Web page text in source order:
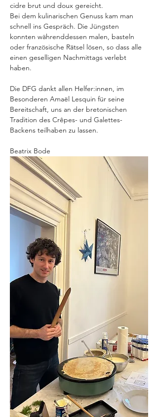
cidre brut und doux gereicht.
Bei dem kulinarischen Genuss kam man
schnell ins Gespräch. Die Jüngsten
konnten währenddessen malen, basteln
oder französische Rätsel lösen, so dass alle
einen geselligen Nachmittags verlebt
haben.
Die DFG dankt allen Helfer:innen, im
Besonderen Amaël Lesquin für seine
Bereitschaft, uns an der bretonischen
Tradition des Crêpes- und Galettes-
Backens teilhaben zu lassen.
Beatrix Bode